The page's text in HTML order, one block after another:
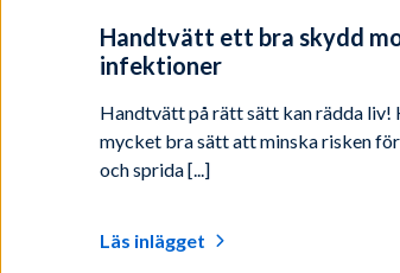
Handtvätt ett bra skydd
infektioner
Handtvätt på rätt sätt kan rädda
mycket bra sätt att minska risken
och sprida [...]
Läs inlägget